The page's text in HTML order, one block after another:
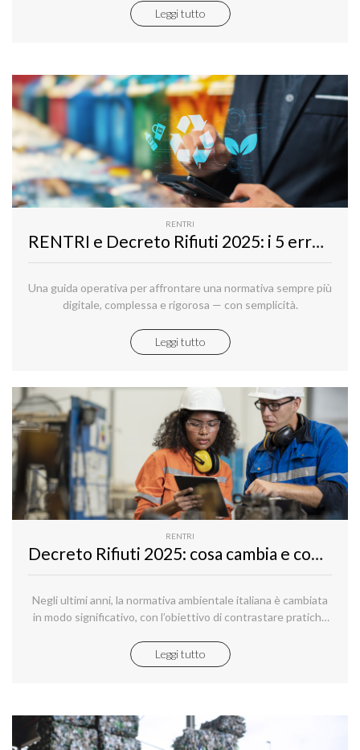
sempre più centrale anche per microimprese e attività
professionali.
Leggi tutto
RENTRI
RENTRI e Decreto Rifiuti 2025: i 5 errori più comuni e come evitarli con Aruba RENTRI Smart
Una guida operativa per affrontare una normativa sempre più
digitale, complessa e rigorosa — con semplicità.
Leggi tutto
RENTRI
Decreto Rifiuti 2025: cosa cambia e come semplificare la gestione con Aruba RENTRI Smart
Negli ultimi anni, la normativa ambientale italiana è cambiata
in modo significativo, con l’obiettivo di contrastare pratiche
rifiuti.
Il Decreto-legge n. 116 dell’8 agosto 2025, noto come
tracciabile.
Leggi tutto